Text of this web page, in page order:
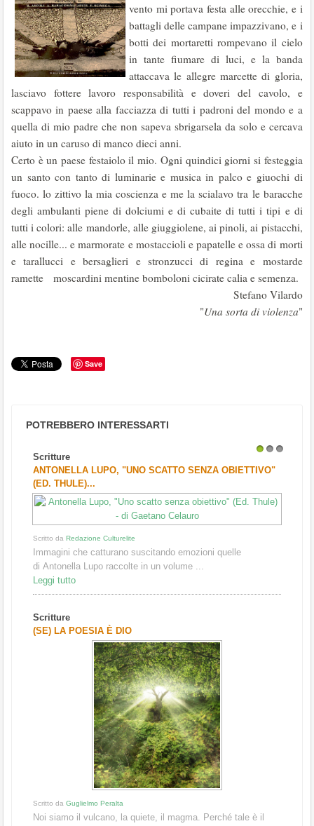
vento mi portava festa alle orecchie, e i
battagli delle campane impazzivano, e i
botti dei mortaretti rompevano il cielo
in tante fiumare di luci, e la banda
attaccava le allegre marcette di gloria,
lasciavo fottere lavoro responsabilità e doveri del cavolo, e
scappavo in paese alla facciazza di tutti i padroni del mondo e a
quella di mio padre che non sapeva sbrigarsela da solo e cercava
aiuto in un caruso di manco dieci anni.
Certo è un paese festaiolo il mio. Ogni quindici giorni si festeggia
un santo con tanto di luminarie e musica in palco e giuochi di
fuoco. lo zittivo la mia coscienza e me la scialavo tra le baracche
degli ambulanti piene di dolciumi e di cubaite di tutti i tipi e di
tutti i colori: alle mandorle, alle giuggiolene, ai pinoli, ai pistacchi,
alle nocille... e marmorate e mostaccioli e papatelle e ossa di morti
e tarallucci e bersaglieri e stronzucci di regina e mostarde
ramette moscardini mentine bomboloni cicirate calia e semenza.
Stefano Vilardo
"Una sorta di violenza"
Save
POTREBBERO INTERESSARTI
Scritture
ANTONELLA LUPO, "UNO SCATTO SENZA OBIETTIVO"
(ED. THULE)...
Scritto da Redazione Culturelite
Immagini che catturano suscitando emozioni quelle
di Antonella Lupo raccolte in un volume ...
Leggi tutto
Scritture
(SE) LA POESIA È DIO
Scritto da Guglielmo Peralta
Noi siamo il vulcano, la quiete, il magma. Perché tale è il